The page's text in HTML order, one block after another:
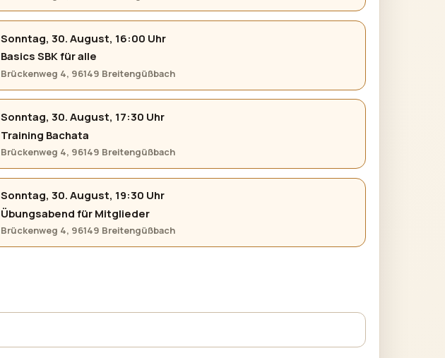
Sonntag, 30. August, 16:00 Uhr
Basics SBK für alle
Brückenweg 4, 96149 Breitengüßbach
Sonntag, 30. August, 17:30 Uhr
Training Bachata
Brückenweg 4, 96149 Breitengüßbach
Sonntag, 30. August, 19:30 Uhr
Übungsabend für Mitglieder
Brückenweg 4, 96149 Breitengüßbach